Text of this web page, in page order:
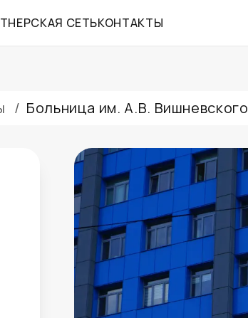
СЕТЬКОНТАКТЫ
/ Больница им. А.В. Вишневского